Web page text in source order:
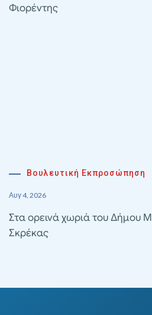
Φιορέντης
Βουλευτική Εκπροσώπηση
Αυγ 4, 2026
Στα ορεινά χωριά του Δήμου
Σκρέκας